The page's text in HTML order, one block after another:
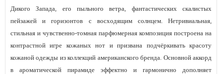
Дикого Запада, его пыльного ветра, фантастических скалистых
пейзажей и горизонтов с восходящим солнцем. Нетривиальная,
стильная и чувственно-томная парфюмерная композиция построена на
контрастной игре кожаных нот и призвана подчёркивать красоту
кожаной одежды из коллекций американского бренда. Основной аккорд
в ароматической пирамиде эффектно и гармонично дополняет